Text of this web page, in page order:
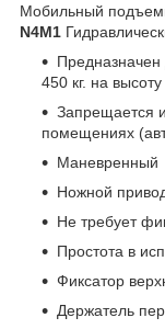
Мобильный
N4M1
450 кг. на
Запрещается
помещениях
Маневренный
Ножной
Не требует
Простота в
Фиксатор
Держатель